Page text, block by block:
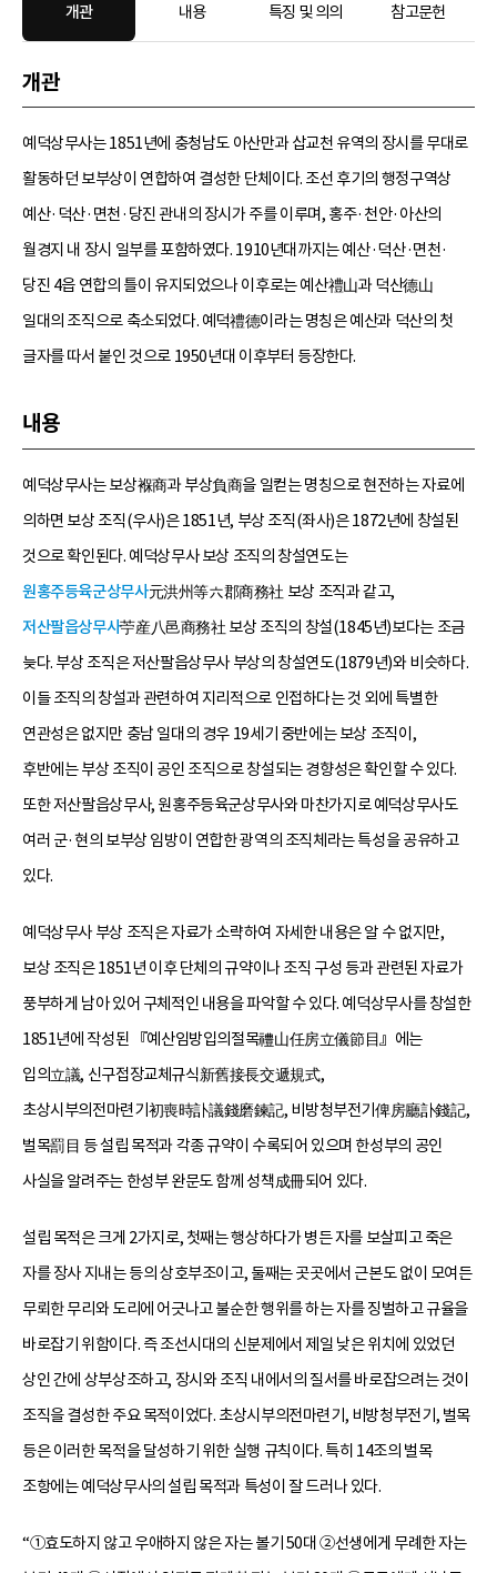
개관 내용 특징 및 의의 참고문헌
개관
예덕상무사는 1851년에 충청남도 아산만과 삽교천 유역의 장시를 무대로
활동하던 보부상이 연합하여 결성한 단체이다. 조선 후기의 행정구역상
예산·덕산·면천·당진 관내의 장시가 주를 이루며, 홍주·천안·아산의
월경지 내 장시 일부를 포함하였다. 1910년대까지는 예산·덕산·면천·
당진 4읍 연합의 틀이 유지되었으나 이후로는 예산禮山과 덕산德山
일대의 조직으로 축소되었다. 예덕禮德이라는 명칭은 예산과 덕산의 첫
글자를 따서 붙인 것으로 1950년대 이후부터 등장한다.
내용
예덕상무사는 보상褓商과 부상負商을 일컫는 명칭으로 현전하는 자료에
의하면 보상 조직(우사)은 1851년, 부상 조직(좌사)은 1872년에 창설된
것으로 확인된다. 예덕상무사 보상 조직의 창설연도는
원홍주등육군상무사元洪州等六郡商務社 보상 조직과 같고,
저산팔읍상무사苧産八邑商務社 보상 조직의 창설(1845년)보다는 조금
늦다. 부상 조직은 저산팔읍상무사 부상의 창설연도(1879년)와 비슷하다.
이들 조직의 창설과 관련하여 지리적으로 인접하다는 것 외에 특별한
연관성은 없지만 충남 일대의 경우 19세기 중반에는 보상 조직이,
후반에는 부상 조직이 공인 조직으로 창설되는 경향성은 확인할 수 있다.
또한 저산팔읍상무사, 원홍주등육군상무사와 마찬가지로 예덕상무사도
여러 군·현의 보부상 임방이 연합한 광역의 조직체라는 특성을 공유하고
있다.
예덕상무사 부상 조직은 자료가 소략하여 자세한 내용은 알 수 없지만,
보상 조직은 1851년 이후 단체의 규약이나 조직 구성 등과 관련된 자료가
풍부하게 남아 있어 구체적인 내용을 파악할 수 있다. 예덕상무사를 창설한
1851년에 작성된 『예산임방입의절목禮山任房立儀節目』에는
입의立議, 신구접장교체규식新舊接長交遞規式,
초상시부의전마련기初喪時訃議錢磨鍊記, 비방청부전기俾房廳訃錢記,
벌목罰目 등 설립 목적과 각종 규약이 수록되어 있으며 한성부의 공인
사실을 알려주는 한성부 완문도 함께 성책成冊되어 있다.
설립 목적은 크게 2가지로, 첫째는 행상하다가 병든 자를 보살피고 죽은
자를 장사 지내는 등의 상호부조이고, 둘째는 곳곳에서 근본도 없이 모여든
무뢰한 무리와 도리에 어긋나고 불순한 행위를 하는 자를 징벌하고 규율을
바로잡기 위함이다. 즉 조선시대의 신분제에서 제일 낮은 위치에 있었던
상인 간에 상부상조하고, 장시와 조직 내에서의 질서를 바로잡으려는 것이
조직을 결성한 주요 목적이었다. 초상시부의전마련기, 비방청부전기, 벌목
등은 이러한 목적을 달성하기 위한 실행 규칙이다. 특히 14조의 벌목
조항에는 예덕상무사의 설립 목적과 특성이 잘 드러나 있다.
“①효도하지 않고 우애하지 않은 자는 볼기 50대 ②선생에게 무례한 자는